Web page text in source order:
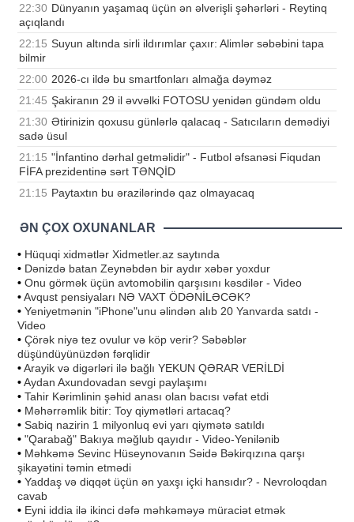
22:30 Dünyanın yaşamaq üçün ən əlverişli şəhərləri - Reytinq
açıqlandı
22:15 Suyun altında sirli ildırımlar çaxır: Alimlər səbəbini tapa
bilmir
22:00 2026-cı ildə bu smartfonları almağa dəyməz
21:45 Şakiranın 29 il əvvəlki FOTOSU yenidən gündəm oldu
21:30 Ətirinizin qoxusu günlərlə qalacaq - Satıcıların demədiyi
sadə üsul
21:15 "İnfantino dərhal getməlidir" - Futbol əfsanəsi Fiqudan
FİFA prezidentinə sərt TƏNQİD
21:15 Paytaxtın bu ərazilərində qaz olmayacaq
ƏN ÇOX OXUNANLAR
• Hüquqi xidmətlər Xidmetler.az saytında
• Dənizdə batan Zeynəbdən bir aydır xəbər yoxdur
• Onu görmək üçün avtomobilin qarşısını kəsdilər - Video
•Avqust pensiyaları NƏ VAXT ÖDƏNİLƏCƏK?
• Yeniyetmənin "iPhone"unu əlindən alıb 20 Yanvarda satdı -
Video
• Çörək niyə tez ovulur və köp verir? Səbəblər
düşündüyünüzdən fərqlidir
•Arayik və digərləri ilə bağlı YEKUN QƏRAR VERİLDİ
•Aydan Axundovadan sevgi paylaşımı
• Tahir Kərimlinin şəhid anası olan bacısı vəfat etdi
• Məhərrəmlik bitir: Toy qiymətləri artacaq?
• Sabiq nazirin 1 milyonluq evi yarı qiymətə satıldı
• "Qarabağ" Bakıya məğlub qayıdır - Video-Yenilənib
• Məhkəmə Sevinc Hüseynovanın Səidə Bəkirqızına qarşı
şikayətini təmin etmədi
• Yaddaş və diqqət üçün ən yaxşı içki hansıdır? - Nevroloqdan
cavab
• Eyni iddia ilə ikinci dəfə məhkəməyə müraciət etmək